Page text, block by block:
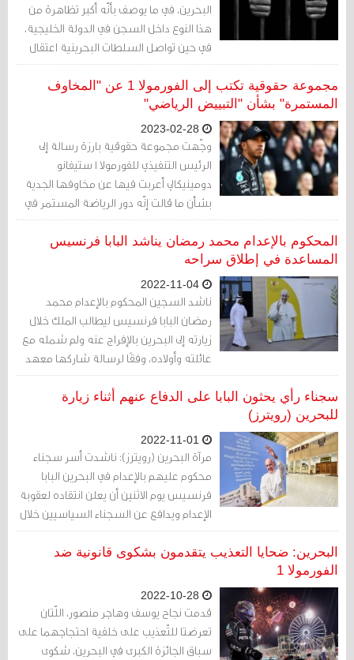
البحرين، في ما يوصف بأنّه أكبر تظاهرة من
هذا النوع داخل السجن في الدولة الخليجية،
في حين تواصل السلطات البحرينية اعتقال
سجناء الرأي.
مجموعة حقوقية تكتب إلى الفورمولا 1 عن "المخاوف
المستمرة" بشأن "التبييض الرياضي"
وجّهت مجموعة حقوقية بارزة رسالة إلى
الرئيس التنفيذي للفورمولا 1 ستيفانو
دومينيكالي أعربت فيها عن مخاوفها الجدية
بشأن ما قالت إنّه دور الرياضة المستمر في
"التبييض الرياضي" قبل سباق الجائزة الكبرى
في البحرين.
المحكوم بالإعدام محمد رمضان يناشد البابا فرنسيس
المساعدة في إطلاق سراحه
ناشد السجين المحكوم بالإعدام محمد
رمضان البابا فرنسيس ليطالب الملك خلال
زيارته إلى البحرين بالإفراج عنه ولم شمله مع
عائلته وأولاده، وفقًا لرسالة شاركها معهد
البحرين للحقوق والديمقراطية حصريًا مع
صحيفة الغارديان.
سجناء رأي يحثون البابا على الدفاع عنهم أثناء زيارة
للبحرين (رويترز)
مرآة البحرين (رويترز): ناشدت أسر سجناء
محكوم عليهم بالإعدام في البحرين البابا
فرنسيس يوم الاثنين أن يعلن انتقاده لعقوبة
الإعدام ويدافع عن السجناء السياسيين خلال
زيارته للمملكة هذا الأسبوع.
البحرين: ضحايا التعذيب يتقدمون بشكوى قانونية ضد
الفورمولا 1
قدمت نجاح يوسف وهاجر منصور، اللّتان
تعرضتا للتّعذيب على خلفية احتجاجهما على
سباق الجائزة الكبرى في البحرين، شكوى